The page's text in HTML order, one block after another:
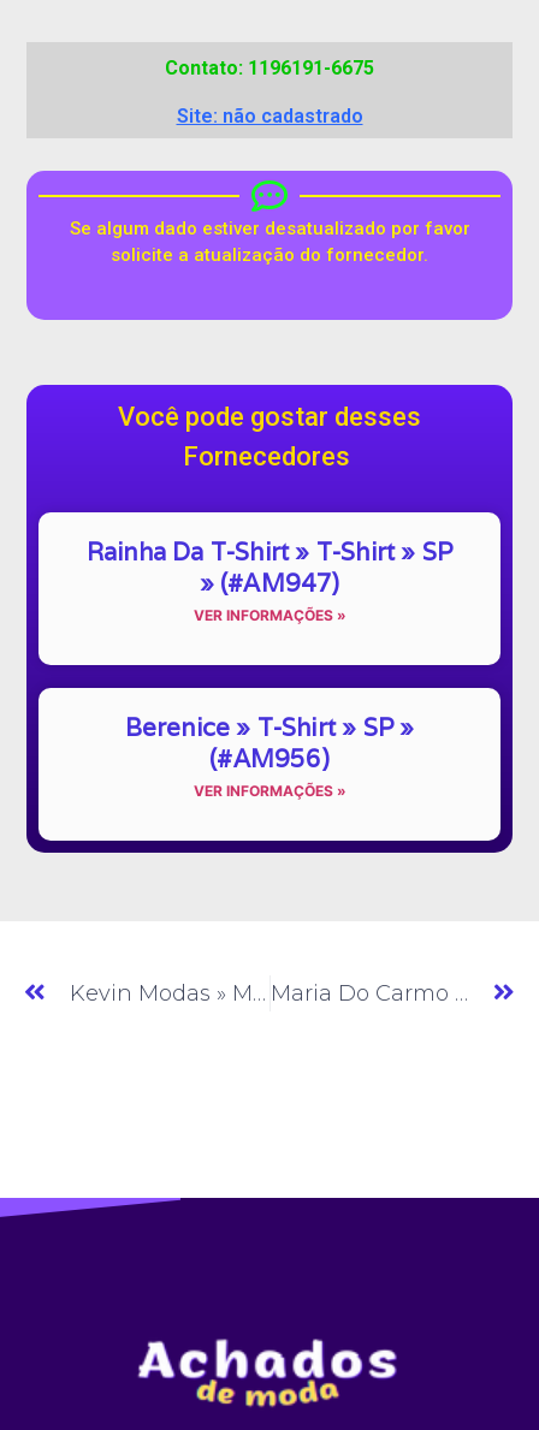
Contato: 1196191-6675
Site: não cadastrado
Se algum dado estiver desatualizado por favor
solicite a atualização do fornecedor.
Você pode gostar desses
Fornecedores
Rainha Da T-Shirt » T-Shirt » SP
» (#AM947)
VER INFORMAÇÕES »
Berenice » T-Shirt » SP »
(#AM956)
VER INFORMAÇÕES »
Kevin Modas » Moda Evangélica » SP » (#AM927) Maria Do Carmo Denim » Jeans » GO » (#AM929)